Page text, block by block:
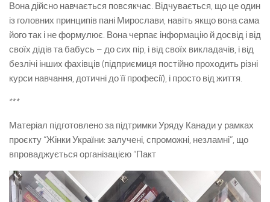
Вона дійсно навчається повсякчас. Відчувається, що це один
із головних принципів пані Мирослави, навіть якщо вона сама
його так і не формулює. Вона черпає інформацію й досвід і від
своїх дідів та бабусь – до сих пір, і від своїх викладачів, і від
безлічі інших фахівців (підприємиця постійно проходить різні
курси навчання, дотичні до її професії), і просто від життя.
***
Матеріал підготовлено за підтримки Уряду Канади у рамках
проєкту “Жінки України: залучені, спроможні, незламні”, що
впроваджується організацією “Пакт